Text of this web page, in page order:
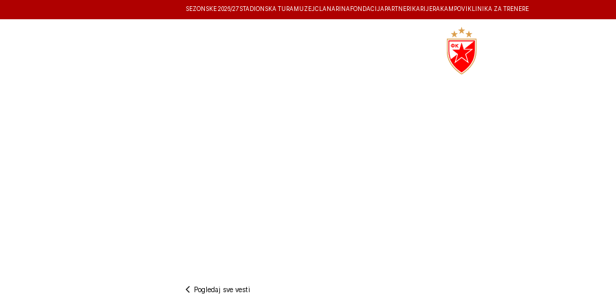
SEZONSKE 2026/27 STADIONSKA TURA MUZEJČLANARINA FONDACIJA PARTNERI KARIJERA KAMPOVI KLINIKA ZA TRENERE
Pogledaj sve vesti